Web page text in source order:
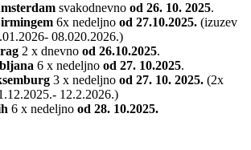
svakodnevno od 26. 10. 2025.
6x nedeljno od 27.10.2025. (izuzev
08.020.2026.)
2 x dnevno od 26.10.2025.
6 x nedeljno od 27. 10.2025.
3 x nedeljno od 27. 10. 2025. (2x
12.2.2026.)
6 x nedeljno od 28. 10.2025.